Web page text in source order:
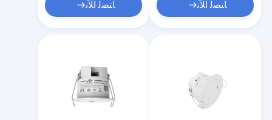
برنامج VR
ﺎﺘﺼﻟ ﺍﻶﻧ ﺎﺘﺼﻟ ﺍﻶﻧ